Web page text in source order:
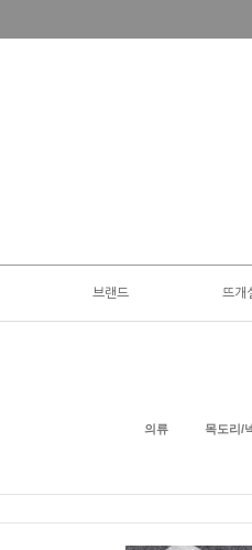
브랜드 뜨개
의류 목도리/